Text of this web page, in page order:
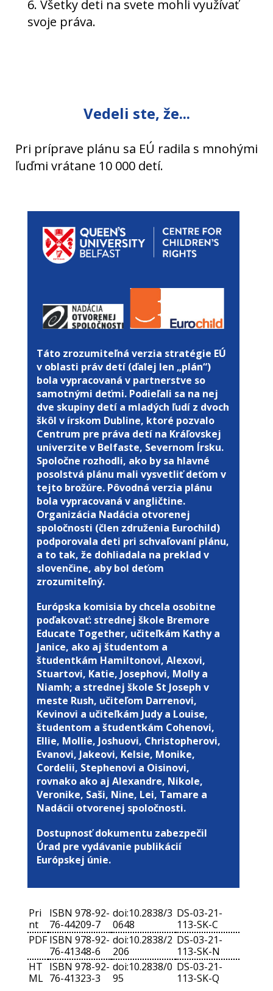
6. Všetky deti na svete mohli využívať
svoje práva.
Vedeli ste, že...
Pri príprave plánu sa EÚ radila s mnohými
ľuďmi vrátane 10 000 detí.
Táto zrozumiteľná verzia stratégie EÚ
v oblasti práv detí (ďalej len „plán“)
bola vypracovaná v partnerstve so
samotnými deťmi. Podieľali sa na nej
dve skupiny detí a mladých ľudí z dvoch
škôl v írskom Dubline, ktoré pozvalo
Centrum pre práva detí na Kráľovskej
univerzite v Belfaste, Severnom Írsku.
Spoločne rozhodli, ako by sa hlavné
posolstvá plánu mali vysvetliť deťom v
tejto brožúre. Pôvodná verzia plánu
bola vypracovaná v angličtine.
Organizácia Nadácia otvorenej
spoločnosti (člen združenia Eurochild)
podporovala deti pri schvaľovaní plánu,
a to tak, že dohliadala na preklad v
slovenčine, aby bol deťom
zrozumiteľný.
Európska komisia by chcela osobitne
poďakovať: strednej škole Bremore
Educate Together, učiteľkám Kathy a
Janice, ako aj študentom a
študentkám Hamiltonovi, Alexovi,
Stuartovi, Katie, Josephovi, Molly a
Niamh; a strednej škole St Joseph v
meste Rush, učiteľom Darrenovi,
Kevinovi a učiteľkám Judy a Louise,
študentom a študentkám Cohenovi,
Ellie, Mollie, Joshuovi, Christopherovi,
Evanovi, Jakeovi, Kelsie, Monike,
Cordelii, Stephenovi a Oisinovi,
rovnako ako aj Alexandre, Nikole,
Veronike, Saši, Nine, Lei, Tamare a
Nadácii otvorenej spoločnosti.
Dostupnosť dokumentu zabezpečil
Úrad pre vydávanie publikácií
Európskej únie.
Pri
nt
ISBN 978-92-
76-44209-7
doi:10.2838/3
0648
DS-03-21-
113-SK-C
PDF ISBN 978-92-
76-41348-6
doi:10.2838/2
206
DS-03-21-
113-SK-N
HT
ML
ISBN 978-92-
76-41323-3
doi:10.2838/0
95
DS-03-21-
113-SK-Q